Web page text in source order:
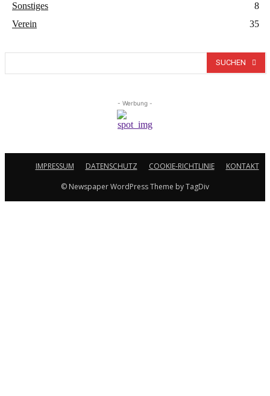
Sonstiges
8
Verein
35
SUCHEN
- Werbung -
IMPRESSUM DATENSCHUTZ COOKIE-RICHTLINIE
KONTAKT
© Newspaper WordPress Theme by TagDiv